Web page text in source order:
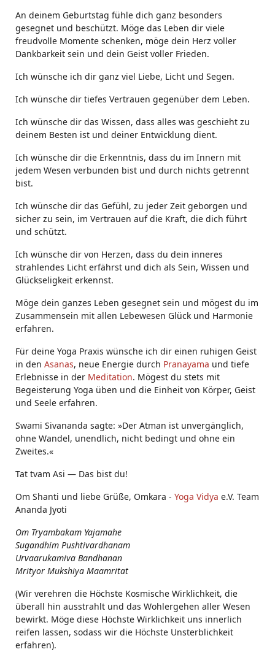
An deinem Geburtstag fühle dich ganz besonders
gesegnet und beschützt. Möge das Leben dir viele
freudvolle Momente schenken, möge dein Herz voller
Dankbarkeit sein und dein Geist voller Frieden.
Ich wünsche ich dir ganz viel Liebe, Licht und Segen.
Ich wünsche dir tiefes Vertrauen gegenüber dem Leben.
Ich wünsche dir das Wissen, dass alles was geschieht zu
deinem Besten ist und deiner Entwicklung dient.
Ich wünsche dir die Erkenntnis, dass du im Innern mit
jedem Wesen verbunden bist und durch nichts getrennt
bist.
Ich wünsche dir das Gefühl, zu jeder Zeit geborgen und
sicher zu sein, im Vertrauen auf die Kraft, die dich führt
und schützt.
Ich wünsche dir von Herzen, dass du dein inneres
strahlendes Licht erfährst und dich als Sein, Wissen und
Glückseligkeit erkennst.
Möge dein ganzes Leben gesegnet sein und mögest du im
Zusammensein mit allen Lebewesen Glück und Harmonie
erfahren.
Für deine Yoga Praxis wünsche ich dir einen ruhigen Geist
in den Asanas, neue Energie durch Pranayama und tiefe
Erlebnisse in der Meditation. Mögest du stets mit
Begeisterung Yoga üben und die Einheit von Körper, Geist
und Seele erfahren.
Swami Sivananda sagte: »Der Atman ist unvergänglich,
ohne Wandel, unendlich, nicht bedingt und ohne ein
Zweites.«
Tat tvam Asi ― Das bist du!
Om Shanti und liebe Grüße, Omkara - Yoga Vidya e.V. Team
Ananda Jyoti
Om Tryambakam Yajamahe
Sugandhim Pushtivardhanam
Urvaarukamiva Bandhanan
Mrityor Mukshiya Maamritat
(Wir verehren die Höchste Kosmische Wirklichkeit, die
überall hin ausstrahlt und das Wohlergehen aller Wesen
bewirkt. Möge diese Höchste Wirklichkeit uns innerlich
reifen lassen, sodass wir die Höchste Unsterblichkeit
erfahren).